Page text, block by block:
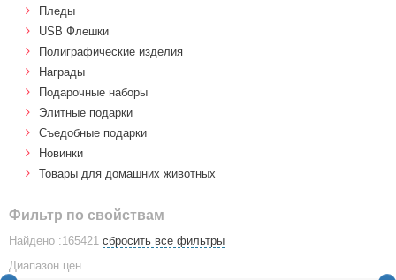
Пледы
USB Флешки
Полиграфические изделия
Награды
Подарочные наборы
Элитные подарки
Cъедобные подарки
Новинки
Товары для домашних животных
Фильтр по свойствам
Найдено :165421 сбросить все фильтры
Диапазон цен